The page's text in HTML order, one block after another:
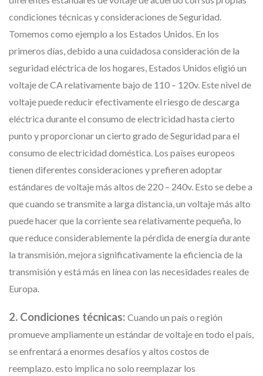
condiciones técnicas y consideraciones de Seguridad.
Tomemos como ejemplo a los Estados Unidos. En los
primeros días, debido a una cuidadosa consideración de la
seguridad eléctrica de los hogares, Estados Unidos eligió un
voltaje de CA relativamente bajo de 110 – 120v. Este nivel de
voltaje puede reducir efectivamente el riesgo de descarga
eléctrica durante el consumo de electricidad hasta cierto
punto y proporcionar un cierto grado de Seguridad para el
consumo de electricidad doméstica. Los países europeos
tienen diferentes consideraciones y prefieren adoptar
estándares de voltaje más altos de 220 – 240v. Esto se debe a
que cuando se transmite a larga distancia, un voltaje más alto
puede hacer que la corriente sea relativamente pequeña, lo
que reduce considerablemente la pérdida de energía durante
la transmisión, mejora significativamente la eficiencia de la
transmisión y está más en línea con las necesidades reales de
Europa.
2. Condiciones técnicas: Cuando un país o región
promueve ampliamente un estándar de voltaje en todo el país,
se enfrentará a enormes desafíos y altos costos de
reemplazo. esto implica no solo reemplazar los